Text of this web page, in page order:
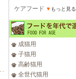
ケアフード ▼ もっと見る
成猫用
子猫用
高齢猫用
全世代猫用